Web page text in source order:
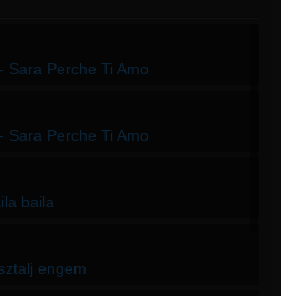
Sara Perche Ti Amo
Sara Perche Ti Amo
baila
engem